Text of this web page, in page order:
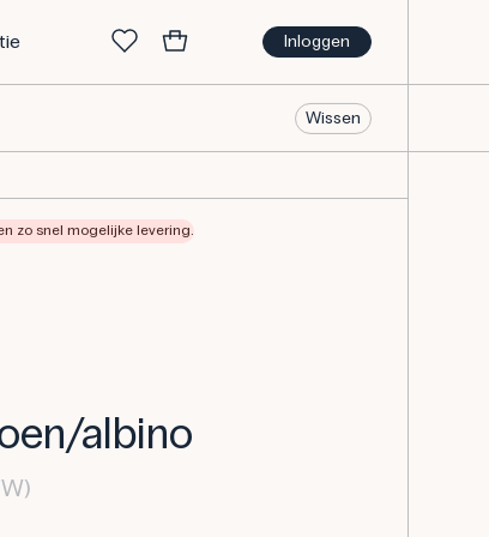
Inloggen
Wissen
zo snel mogelijke levering.
albino